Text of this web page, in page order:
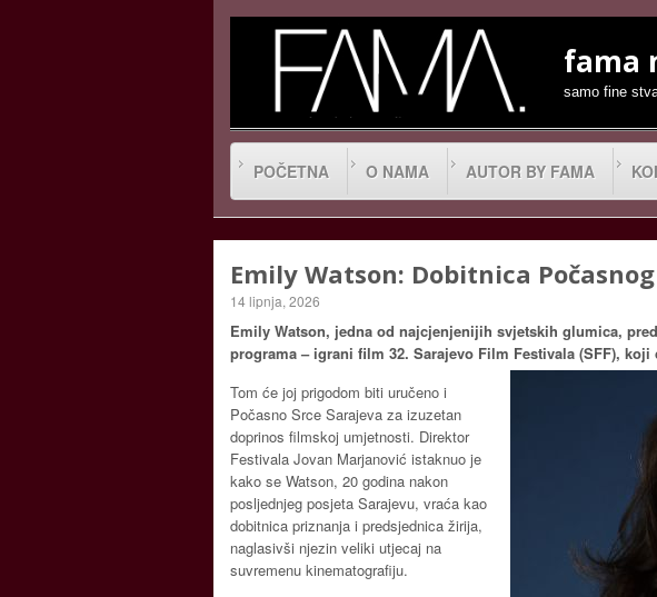
fama
samo fine
POČETNA O NAMA AUTOR BY FAMA
Emily Watson: Dobitnica
14 lipnja, 2026
Emily Watson, jedna od najcjenjenijih svjetskih glumica,
programa – igrani film 32. Sarajevo Film Festivala (SFF),
Tom će joj prigodom biti uručeno i
Počasno Srce Sarajeva za izuzetan
doprinos filmskoj umjetnosti. Direktor
Festivala Jovan Marjanović istaknuo je
kako se Watson, 20 godina nakon
posljednjeg posjeta Sarajevu, vraća kao
dobitnica priznanja i predsjednica žirija,
naglasivši njezin veliki utjecaj na
suvremenu kinematografiju.